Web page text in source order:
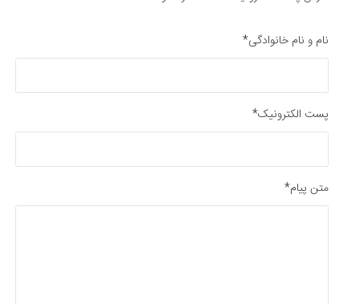
نام و نام خانوادگی*
پست الکترونیک*
متن پیام*